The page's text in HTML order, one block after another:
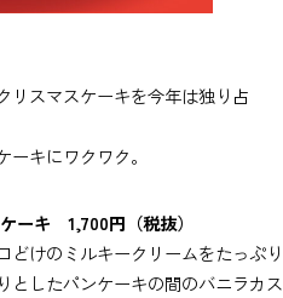
リスマスケーキを今年は独り占
キにワクワク。
ーキ 1,700円（税抜）
どけのミルキークリームをたっぷり
としたパンケーキの間のバニラカス